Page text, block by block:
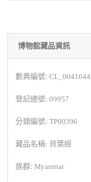
博物館藏品資訊
數典編號: CL_0041044
登記總號: 09957
分類編號: TP00396
藏品名稱: 貝葉經
族群: Myanmar